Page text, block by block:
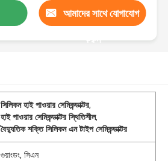
আমাদের সাথে যোগাযোগ
করুন
সিলিকন হাই পাওয়ার সেমিকন্ডাক্টর,
হাই পাওয়ার সেমিকন্ডাক্টর স্থিতিশীল,
বৈদ্যুতিক শক্তি সিলিকন এন টাইপ সেমিকন্ডাক্টর
গুয়াংডং, সিএন